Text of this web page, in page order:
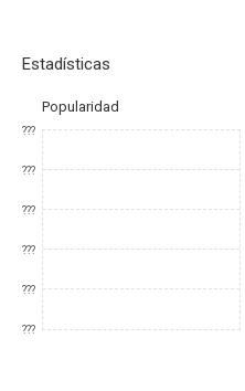
Estadísticas
Popularidad
???
???
???
???
???
???